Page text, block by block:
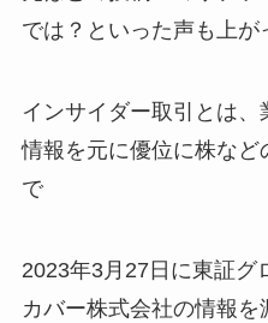
では？といった声も上が
インサイダー取引とは
情報を元に優位に株など
で
2023年3月27日に東証グ
カバー株式会社の情報を